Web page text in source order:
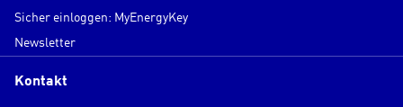
Sicher einloggen: MyEnergyKey
Newsletter
Kontakt